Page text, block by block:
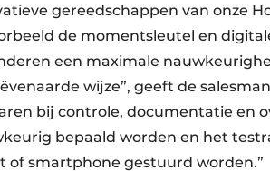
gereedschappen van onze
de momentsleutel en
een maximale
wijze”, geeft de
bij controle, documentatie en
bepaald worden en het
of smartphone gestuurd worden.”